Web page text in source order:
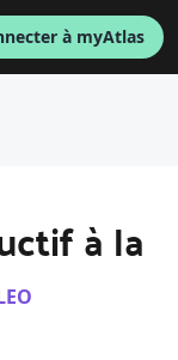
à myAtlas
à la